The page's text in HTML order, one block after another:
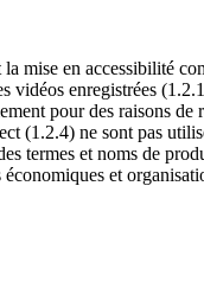
mise en accessibilité
vidéos enregistrées
pour des raisons de
(1.2.4) ne sont pas
termes et noms de
et